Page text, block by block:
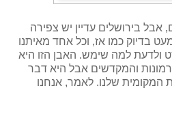
בירושלים עדיין יש צפירה
בדיוק כמו אז, וכל אחד מאיתנו
ולדעת למה שימש. האבן הזו היא
והמקדשים אבל היא דבר
המקומית שלנו. לאמר, אנחנו